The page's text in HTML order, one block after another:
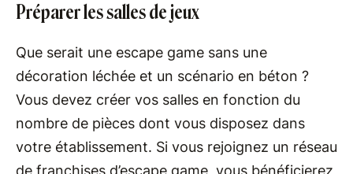
Préparer les salles de jeux
Que serait une escape game sans une
décoration léchée et un scénario en béton ?
Vous devez créer vos salles en fonction du
nombre de pièces dont vous disposez dans
votre établissement. Si vous rejoignez un réseau
de franchises d’escape game, vous bénéficierez